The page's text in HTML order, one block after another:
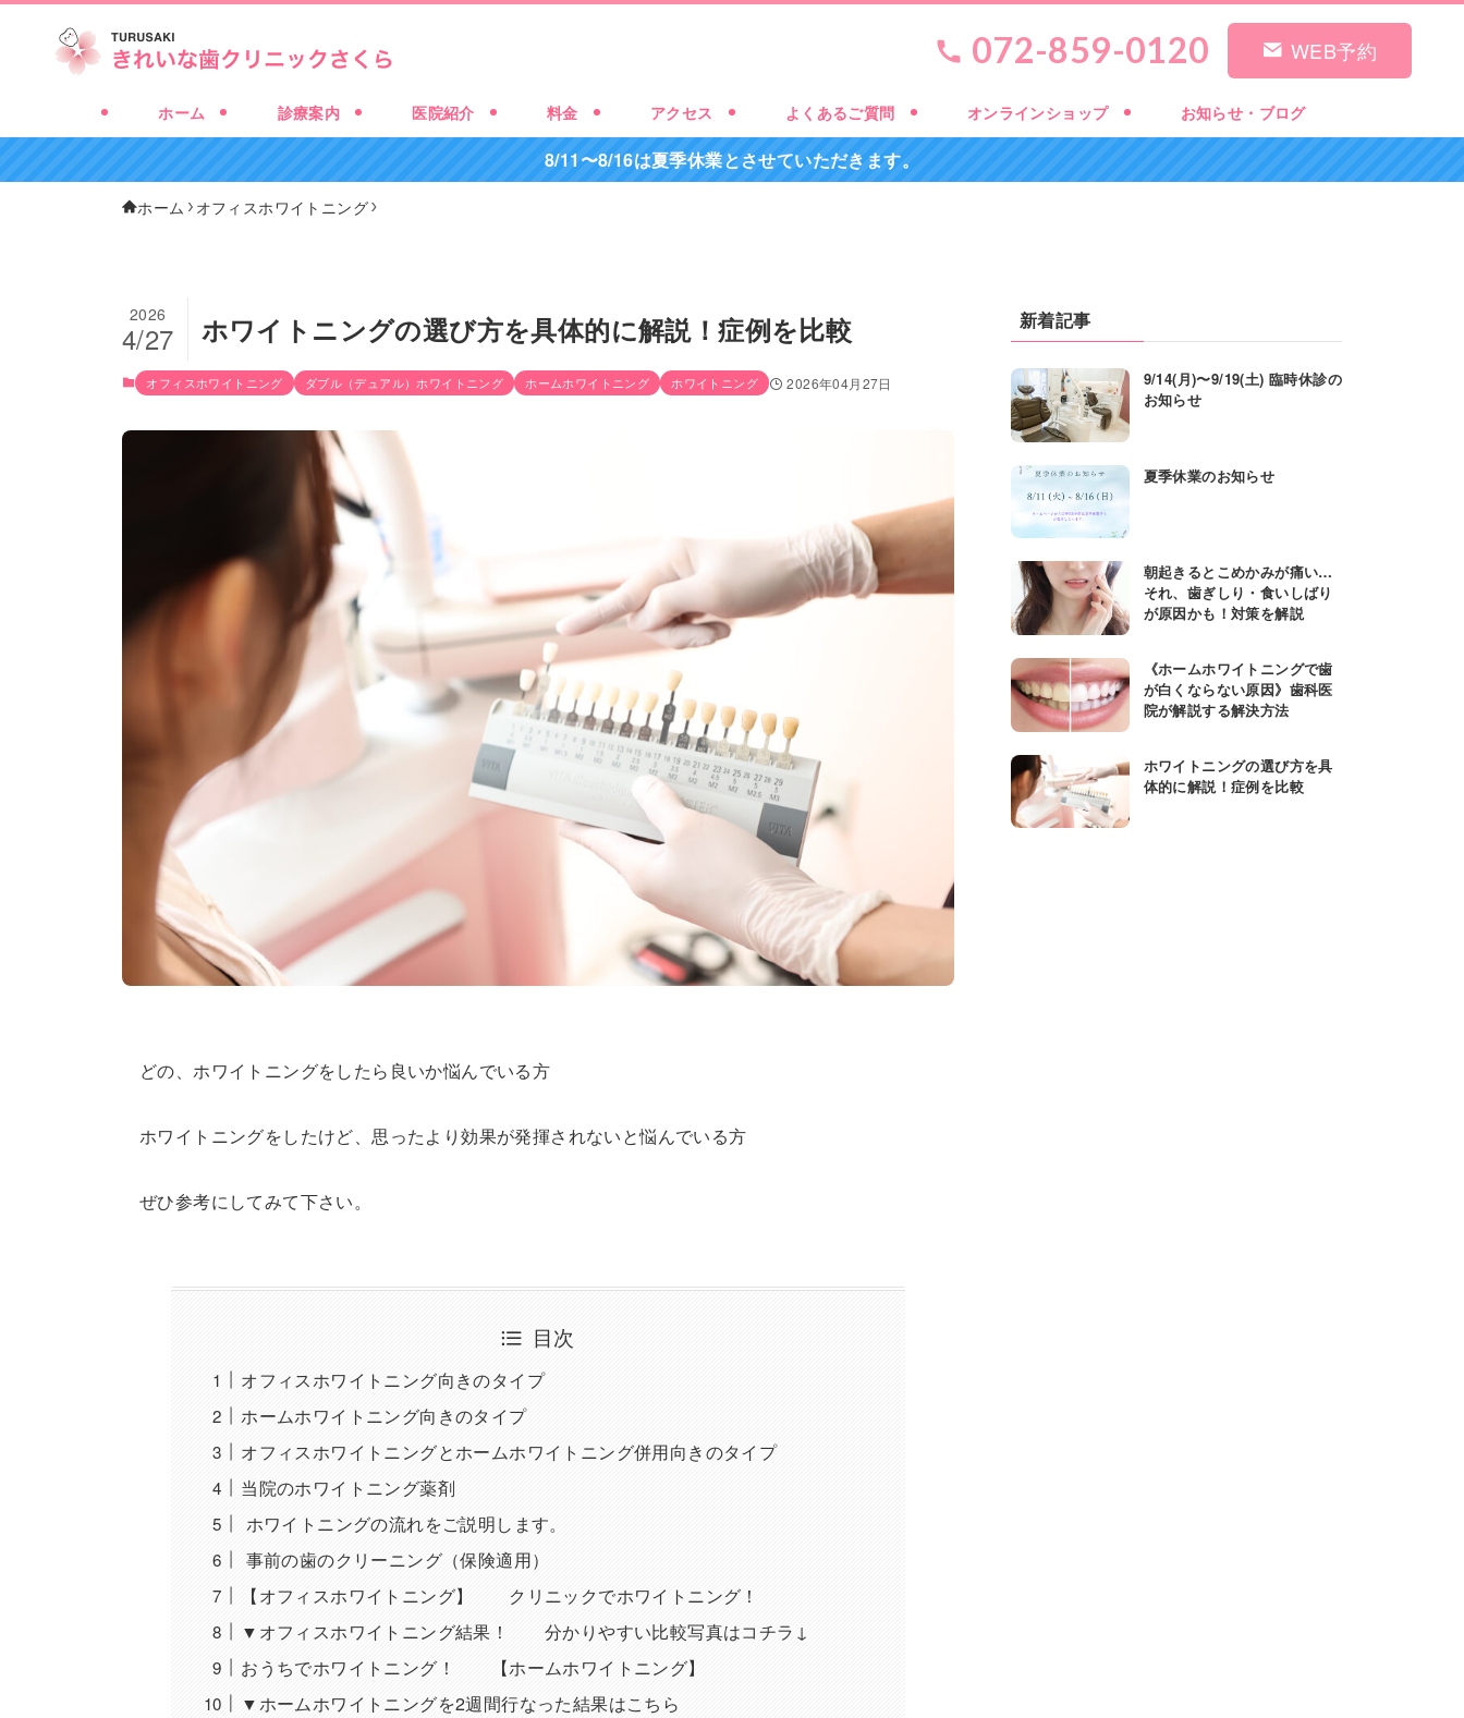
ホーム 診療案内 医院紹介 料金 アクセス よくあるご質問 オンラインショップ お知らせ・ブログ
072-859-0120 WEB予約
8/11〜8/16は夏季休業とさせていただきます。
ホーム オフィスホワイトニング
ホワイトニングの選び方を具体的に解説！症例を比較
2026
4/27
オフィスホワイトニング ダブル（デュアル）ホワイトニング ホームホワイトニング ホワイトニング 2026年04月27日
どの、ホワイトニングをしたら良いか悩んでいる方
ホワイトニングをしたけど、思ったより効果が発揮されないと悩んでいる方
ぜひ参考にしてみて下さい。
目次
オフィスホワイトニング向きのタイプ
ホームホワイトニング向きのタイプ
オフィスホワイトニングとホームホワイトニング併用向きのタイプ
当院のホワイトニング薬剤
ホワイトニングの流れをご説明します。
事前の歯のクリーニング（保険適用）
【オフィスホワイトニング】 クリニックでホワイトニング！
▼オフィスホワイトニング結果！ 分かりやすい比較写真はコチラ↓
おうちでホワイトニング！ 【ホームホワイトニング】
▼ホームホワイトニングを2週間行なった結果はこちら
新着記事
9/14(月)〜9/19(土) 臨時休診の
お知らせ
夏季休業のお知らせ
朝起きるとこめかみが痛い…
それ、歯ぎしり・食いしばり
が原因かも！対策を解説
《ホームホワイトニングで歯
が白くならない原因》歯科医
院が解説する解決方法
ホワイトニングの選び方を具
体的に解説！症例を比較